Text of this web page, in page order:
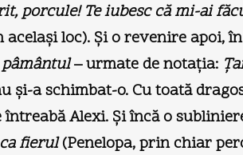
porcule! Te iubesc că mi-ai
loc). Şi o revenire apoi,
– urmate de notaţia:
şi-a schimbat-o. Cu toată
întreabă Alexi. Şi încă o
fierul(Penelopa, prin chiar